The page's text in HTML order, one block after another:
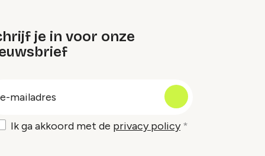
je in voor onze
Ik ga akkoord met de privacy policy